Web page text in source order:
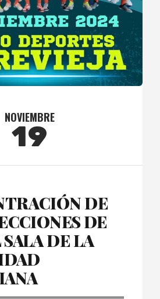
NOVIEMBRE
19
DE
DE
DE LA